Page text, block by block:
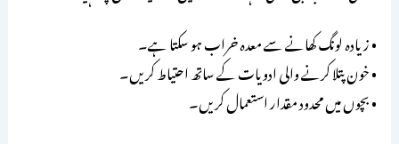
• زیادہ لونگ کھانے سے معدہ خراب ہو سکتا ہے۔
• خون پتلا کرنے والی ادویات کے ساتھ احتیاط کریں۔
• بچوں میں محدود مقدار استعمال کریں۔